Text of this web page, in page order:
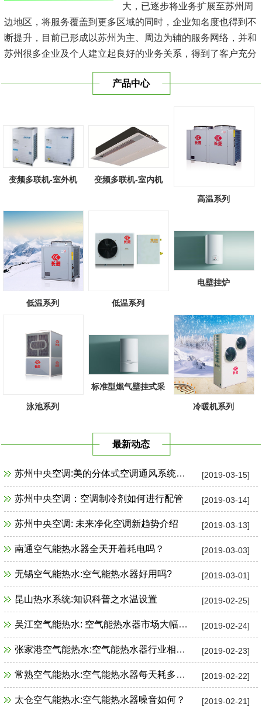
大，已逐步将业务扩展至苏州周
边地区，将服务覆盖到更多区域的同时，企业知名度也得到不
断提升，目前已形成以苏州为主、周边为辅的服务网络，并和
苏州很多企业及个人建立起良好的业务关系，得到了客户充分
与时俱进，树立良好的企业形象，以优质的服务、优质的技术
产品中心
变频多联机-室外机 变频多联机-室内机
高温系列
低温系列 低温系列
电壁挂炉
泳池系列
标准型燃气壁挂式采
冷暖机系列
最新动态
[2019-03-15]
苏州中央空调:美的分体式空调通风系统故障检修
[2019-03-14]
苏州中央空调：空调制冷剂如何进行配管
[2019-03-13]
苏州中央空调: 未来净化空调新趋势介绍
[2019-03-03]
南通空气能热水器全天开着耗电吗？
[2019-03-01]
无锡空气能热水:空气能热水器好用吗?
[2019-02-25]
昆山热水系统:知识科普之水温设置
[2019-02-24]
吴江空气能热水: 空气能热水器市场大幅增长
[2019-02-23]
张家港空气能热水:空气能热水器行业相关政策一览
[2019-02-22]
常熟空气能热水:空气能热水器每天耗多少电？
[2019-02-21]
太仓空气能热水:空气能热水器噪音如何？